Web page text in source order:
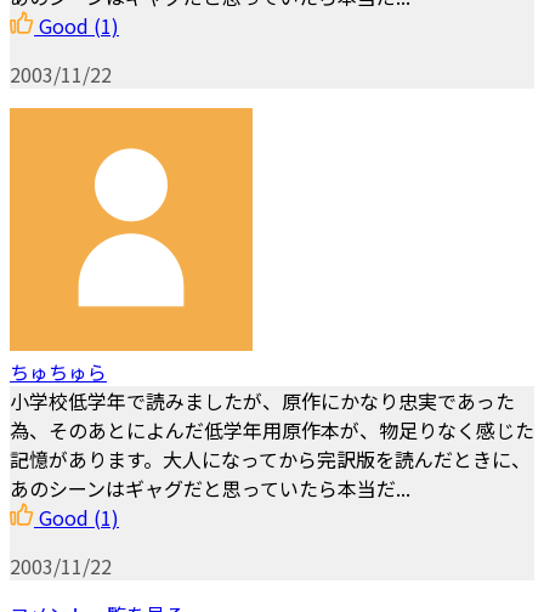
Good (1)
2003/11/22
ちゅちゅら
小学校低学年で読みましたが、原作にかなり忠実であった
為、そのあとによんだ低学年用原作本が、物足りなく感じた
記憶があります。大人になってから完訳版を読んだときに、
あのシーンはギャグだと思っていたら本当だ...
Good (1)
2003/11/22